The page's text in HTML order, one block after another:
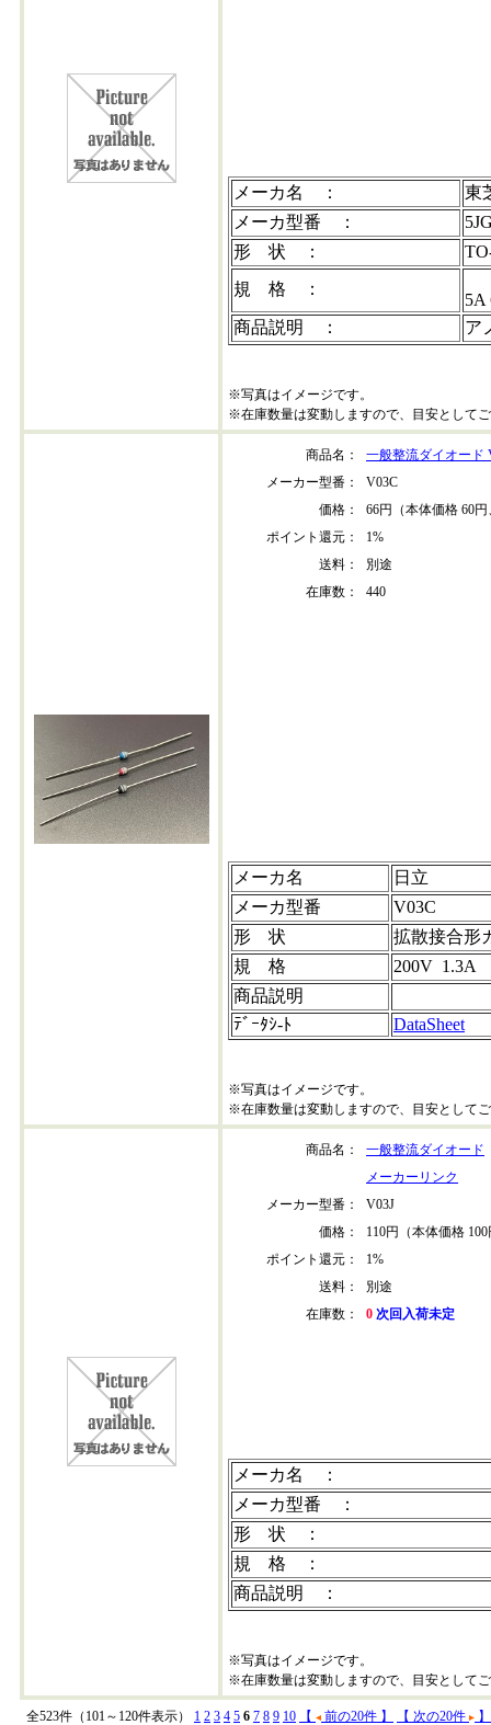
メーカ名 ：
東
メーカ型番 ：
形 状 ：
規 格 ：
5A
商品説明 ：
ア
※写真はイメージです。
※在庫数量は変動しますので、目安として
商品名：
一般整流ダイオード
メーカー型番：
V03C
価格：
66円（本体価格 60
ポイント還元：
1%
送料：
別途
在庫数：
440
メーカ名
日立
メーカ型番
V03C
形 状
拡散接合形
規 格
200V 1.3A
商品説明
ﾃﾞｰﾀｼ-ﾄ
DataSheet
※写真はイメージです。
※在庫数量は変動しますので、目安として
商品名：
一般整流ダイオード
メーカーリンク
メーカー型番：
V03J
価格：
110円（本体価格
ポイント還元：
1%
送料：
別途
在庫数：
0 次回入荷未定
メーカ名 ：
メーカ型番 ：
形 状 ：
規 格 ：
商品説明 ：
※写真はイメージです。
※在庫数量は変動しますので、目安として
全523件（101～120件表示） 1 2 3 4 5 6 7 8 9 10 【 前の20件 】 【 次の20件 】